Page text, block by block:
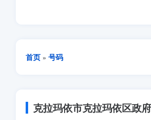
首页 » 号码
克拉玛依市克拉玛依区政